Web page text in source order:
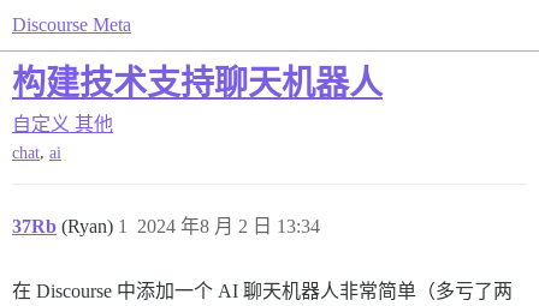
Discourse Meta
构建技术支持聊天机器人
自定义 其他
chat, ai
37Rb (Ryan) 2024 年8 月 2 日 13:34
1
在 Discourse 中添加一个 AI 聊天机器人非常简单（多亏了两